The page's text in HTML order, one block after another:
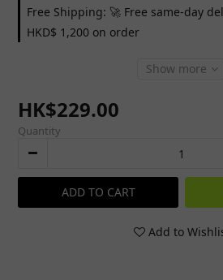
Free Shipping: 🚀 Free same-day
HKD$ 1,200 on order
Show more
HK$229.00
Quantity
ADD TO CART
Add to